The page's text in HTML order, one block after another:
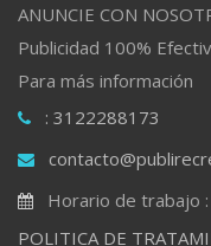
ANUNCIE CON
Publicidad 100%
Para más información
: 3122288173
Horario de trabajo
POLITICA DE